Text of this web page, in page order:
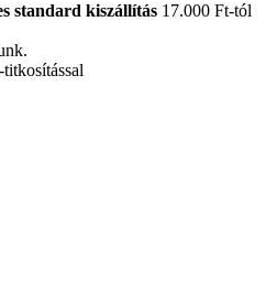
standard kiszállítás 17.000 Ft-tól